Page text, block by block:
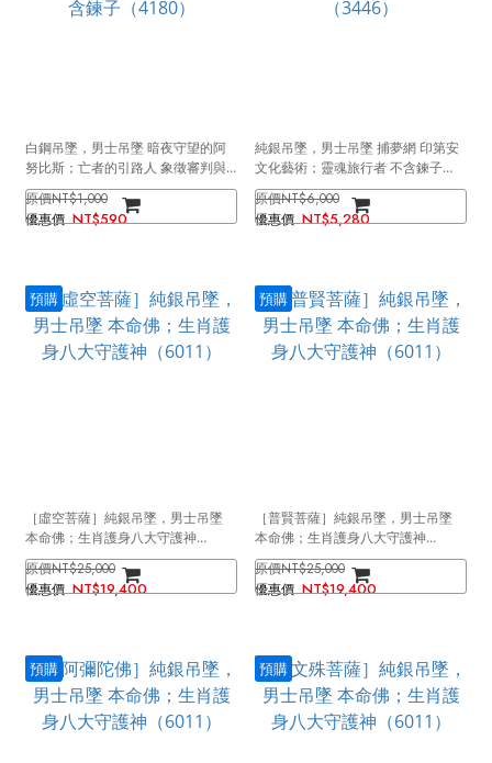
白鋼吊墜，男士吊墜 暗夜守望的阿
努比斯；亡者的引路人 象徵審判與
守護 不含鍊子（4180）
NT$1,000
NT$590
純銀吊墜，男士吊墜 捕夢網 印第安
文化藝術；靈魂旅行者 不含鍊子
（3446）
NT$6,000
NT$5,280
預購
［虛空菩薩］純銀吊墜，男士吊墜
本命佛；生肖護身八大守護神
（6011）
NT$25,000
NT$19,400
預購
［普賢菩薩］純銀吊墜，男士吊墜
本命佛；生肖護身八大守護神
（6011）
NT$25,000
NT$19,400
預購 預購